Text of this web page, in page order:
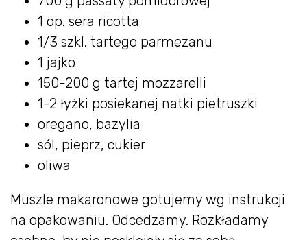
1 op. sera ricotta
1/3 szkl. tartego parmezanu
1 jajko
150-200 g tartej mozzarelli
1-2 łyżki posiekanej natki pietruszki
oregano, bazylia
sól, pieprz, cukier
oliwa
Muszle makaronowe gotujemy wg instrukcji
na opakowaniu. Odcedzamy. Rozkładamy